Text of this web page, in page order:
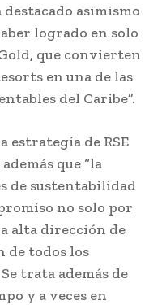
destacado asimismo
logrado en solo
que convierten
en una de las
del Caribe”.
estrategia de RSE
que “la
de sustentabilidad
no solo por
alta dirección de
de todos los
trata además de
y a veces en